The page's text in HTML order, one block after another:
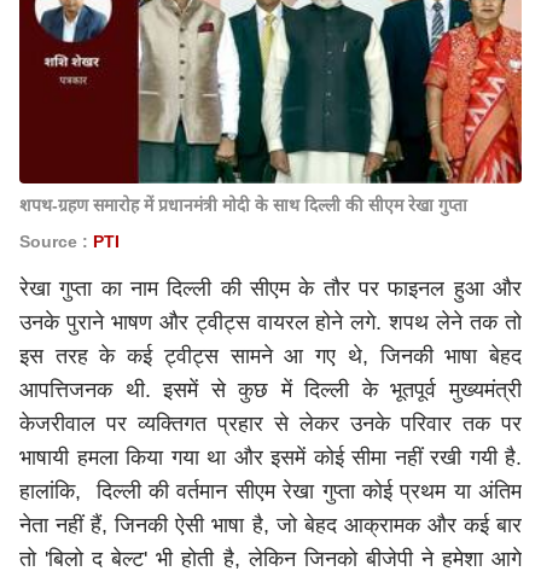
शपथ-ग्रहण समारोह में प्रधानमंत्री मोदी के साथ दिल्ली की सीएम रेखा गुप्ता
Source : PTI
रेखा गुप्ता का नाम दिल्ली की सीएम के तौर पर फाइनल हुआ और
उनके पुराने भाषण और ट्वीट्स वायरल होने लगे. शपथ लेने तक तो
इस तरह के कई ट्वीट्स सामने आ गए थे, जिनकी भाषा बेहद
आपत्तिजनक थी. इसमें से कुछ में दिल्ली के भूतपूर्व मुख्यमंत्री
केजरीवाल पर व्यक्तिगत प्रहार से लेकर उनके परिवार तक पर
भाषायी हमला किया गया था और इसमें कोई सीमा नहीं रखी गयी है.
हालांकि, दिल्ली की वर्तमान सीएम रेखा गुप्ता कोई प्रथम या अंतिम
नेता नहीं हैं, जिनकी ऐसी भाषा है, जो बेहद आक्रामक और कई बार
तो 'बिलो द बेल्ट' भी होती है, लेकिन जिनको बीजेपी ने हमेशा आगे